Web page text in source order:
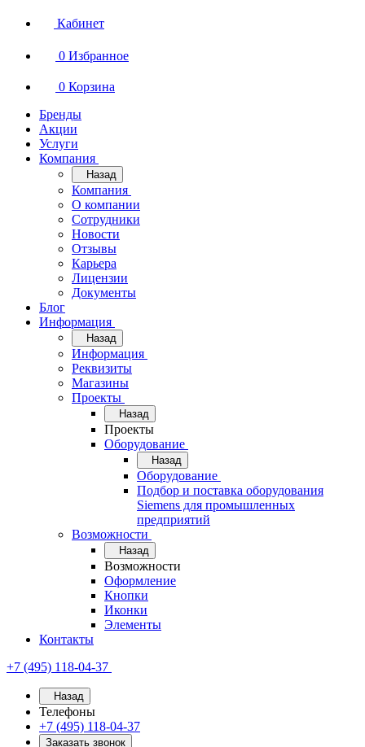
Кабинет
0 Избранное
0 Корзина
Бренды
Акции
Услуги
Компания
Назад
Компания
О компании
Сотрудники
Новости
Отзывы
Карьера
Лицензии
Документы
Блог
Информация
Назад
Информация
Реквизиты
Магазины
Проекты
Назад
Проекты
Оборудование
Назад
Оборудование
Подбор и поставка оборудования
Siemens для промышленных
предприятий
Возможности
Назад
Возможности
Оформление
Кнопки
Иконки
Элементы
Контакты
+7 (495) 118-04-37
Назад
Телефоны
+7 (495) 118-04-37
Заказать звонок